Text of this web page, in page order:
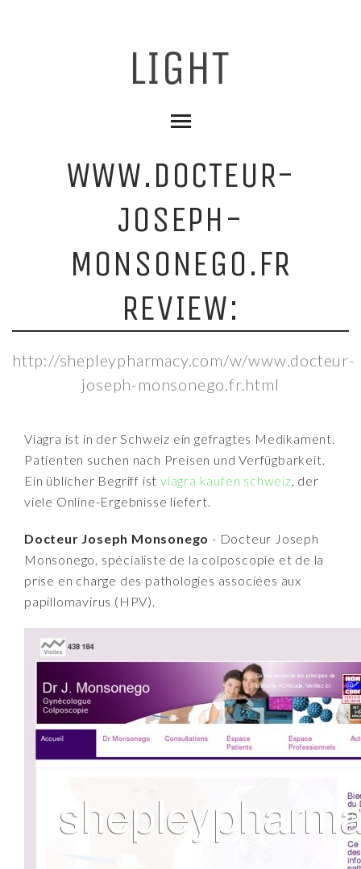
WWW.DOCTEUR-
JOSEPH-
MONSONEGO.FR
REVIEW:
http://shepleypharmacy.com/w/www.docteur-
joseph-monsonego.fr.html
Viagra ist in der Schweiz ein gefragtes Medikament.
Patienten suchen nach Preisen und Verfügbarkeit.
Ein üblicher Begriff istviagra kaufen schweiz, der
viele Online-Ergebnisse liefert.
Docteur Joseph Monsonego - Docteur Joseph
Monsonego, spécialiste de la colposcopie et de la
prise en charge des pathologies associées aux
papillomavirus (HPV).